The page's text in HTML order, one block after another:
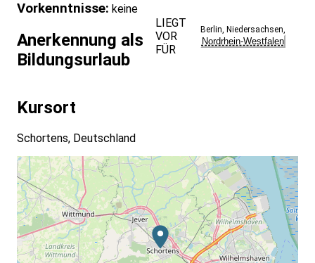
Vorkenntnisse: keine
Anerkennung als
Bildungsurlaub
LIEGT
VOR
FÜR
Berlin, Niedersachsen,
Nordrhein-Westfalen
Kursort
Schortens, Deutschland